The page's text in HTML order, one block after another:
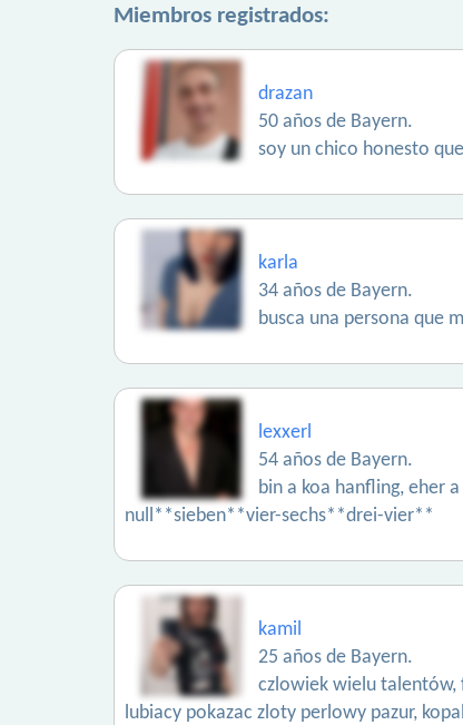
Miembros registrados:
drazan
50 años de Bayern.
soy un chico honesto
karla
34 años de Bayern.
busca una persona que
lexxerl
54 años de Bayern.
bin a koa hanfling, eher
null**sieben**vier-sechs**drei-vier**
kamil
25 años de Bayern.
czlowiek wielu talentów,
lubiacy pokazac zloty perlowy pazur,